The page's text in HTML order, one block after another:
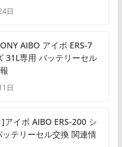
日
AIBO アイボ ERS-7
31L専用 バッテリーセル
日
アイボ AIBO ERS-200 シ
ッテリーセル交換 関連情